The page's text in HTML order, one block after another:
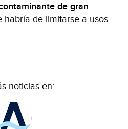
de gran
habría de limitarse a usos
noticias en: